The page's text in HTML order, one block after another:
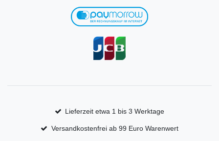
Lieferzeit etwa 1 bis 3 Werktage
Versandkostenfrei ab 99 Euro Warenwert